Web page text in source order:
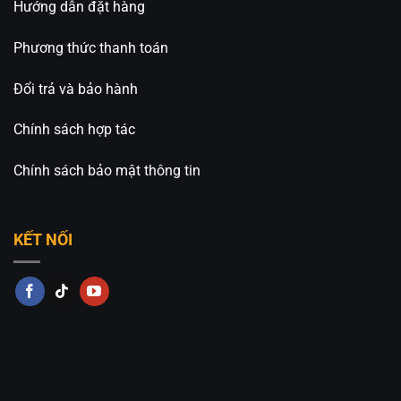
Hướng dẫn đặt hàng
Phương thức thanh toán
Đổi trả và bảo hành
Chính sách hợp tác
Chính sách bảo mật thông tin
KẾT NỐI